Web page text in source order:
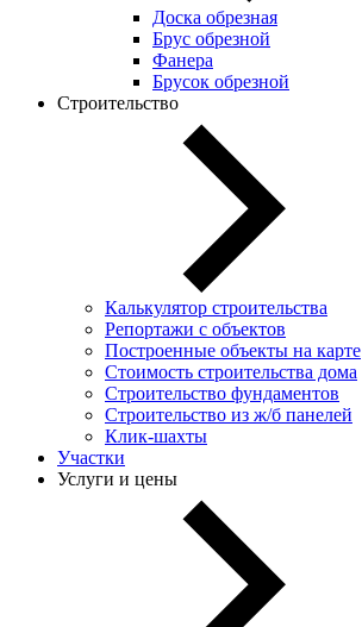
Доска обрезная
Брус обрезной
Фанера
Брусок обрезной
Строительство
Калькулятор строительства
Репортажи с объектов
Построенные объекты на карте
Стоимость строительства дома
Строительство фундаментов
Строительство из ж/б панелей
Клик-шахты
Участки
Услуги и цены